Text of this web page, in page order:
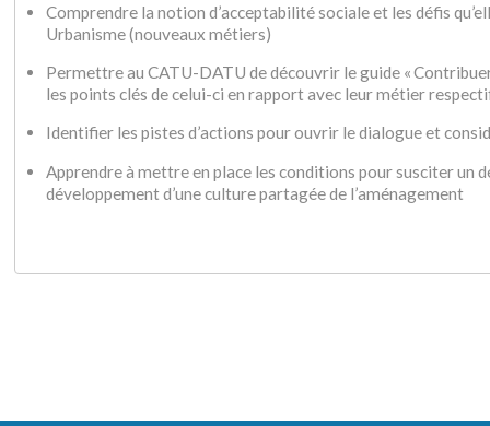
Comprendre la notion d’acceptabilité sociale et les défis
Urbanisme (nouveaux métiers)
Permettre au CATU-DATU de découvrir le guide «
les points clés de celui-ci en rapport avec leur métier
Identifier les pistes d’actions pour ouvrir le dialogue et
Apprendre à mettre en place les conditions pour susciter
développement d’une culture partagée de l’aménagement